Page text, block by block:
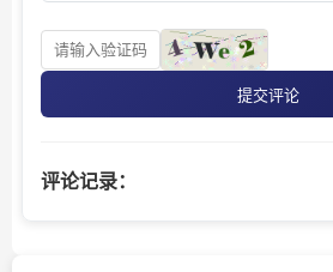
提交评论
评论记录：